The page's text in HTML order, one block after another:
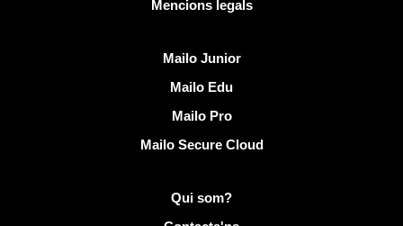
Mencions legals
Mailo Junior
Mailo Edu
Mailo Pro
Mailo Secure Cloud
Més informació sobre MailoQui som?